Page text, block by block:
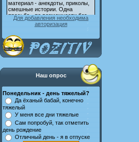
Для добавления необходима
авторизация
Наш опрос
Понедельник - день тяжелый?
Да ёханый бабай, конечно
тяжелый
У меня все дни тяжелые
Сам попробуй, так отметить
день рождение
Отличный день - я в отпуске